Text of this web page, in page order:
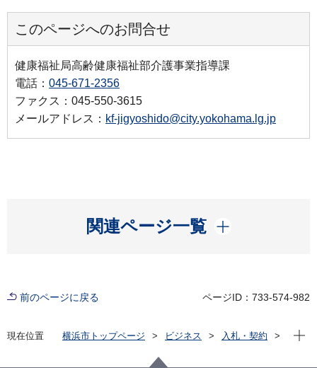
このページへのお問合せ
健康福祉局高齢健康福祉部介護事業指導課
電話： 045-671-2356
ファクス：045-550-3615
メールアドレス： kf-jigyoshido@city.yokohama.lg.jp
関連ページ一覧
開く
前のページに戻る ページID：733-574-982
現在位置 横浜市トップページ ビジネス
入札・契約
現在